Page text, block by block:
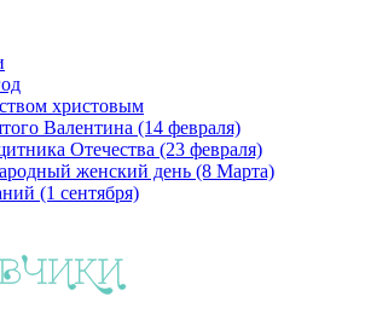
христовым
Валентина (14 февраля)
Отечества (23 февраля)
женский день (8 Марта)
(1 сентября)